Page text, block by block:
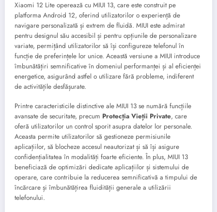
Xiaomi 12 Lite operează cu MIUI 13, care este construit pe
platforma Android 12, oferind utilizatorilor o experiență de
navigare personalizată și extrem de fluidă. MIUI este admirat
pentru designul său accesibil și pentru opțiunile de personalizare
variate, permițând utilizatorilor să își configureze telefonul în
funcție de preferințele lor unice. Această versiune a MIUI introduce
îmbunătățiri semnificative în domeniul performanței și al eficienței
energetice, asigurând astfel o utilizare fără probleme, indiferent
de activitățile desfășurate.
Printre caracteristicile distinctive ale MIUI 13 se numără funcțiile
avansate de securitate, precum Protecția Vieții Private, care
oferă utilizatorilor un control sporit asupra datelor lor personale.
Aceasta permite utilizatorilor să gestioneze permisiunile
aplicațiilor, să blocheze accesul neautorizat și să își asigure
confidențialitatea în modalități foarte eficiente. În plus, MIUI 13
beneficiază de optimizări dedicate aplicațiilor și sistemului de
operare, care contribuie la reducerea semnificativă a timpului de
încărcare și îmbunătățirea fluidității generale a utilizării
telefonului.